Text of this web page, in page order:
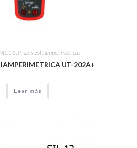
, Pinzas voltiamperimetricas
UT-202A+
Leer más